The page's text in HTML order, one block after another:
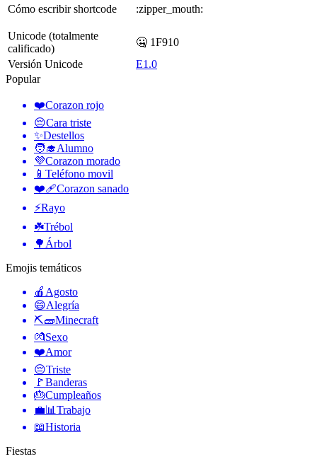
Cómo escribir shortcode :zipper_mouth:
Unicode (totalmente
calificado)
🤐 1F910
Versión Unicode
E1.0
Popular
❤️Corazon rojo
😔Cara triste
✨Destellos
🧑‍🎓Alumno
💜Corazon morado
📱 Teléfono movil
❤️‍🩹Corazon sanado
⚡Rayo
☘️Trébol
🌳 Árbol
Emojis temáticos
🍎 Agosto
😄Alegría
⛏🧱Minecraft
💏Sexo
❤️Amor
😔Triste
🚩Banderas
🎂Cumpleaños
💼📊 Trabajo
📖Historia
Fiestas